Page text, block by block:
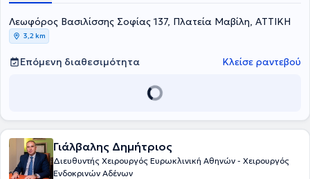
διατριβών των φοιτητών του Πανεπιστημίου.
είναι τακτικό και ενεργό μέλος της Γερμανικής Εταιρίας
Χειρουργικής Ενδοκρινών Αδένων, της Γερμανικής Εταιρίας Γενικής
και Σπλαχνικής Χειρουργικής και μέλος του Συλλόγου Χειρουργών
Γερμανίας.
Λεωφόρος Βασιλίσσης Σοφίας 137, Πλατεία Μαβίλη, ΑΤΤΙΚΗ
3,2 km
Επόμενη διαθεσιμότητα Κλείσε ραντεβού
Γιάλβαλης Δημήτριος
Διευθυντής Χειρουργός Ευρωκλινική Αθηνών - Χειρουργός
Ενδοκρινών Αδένων